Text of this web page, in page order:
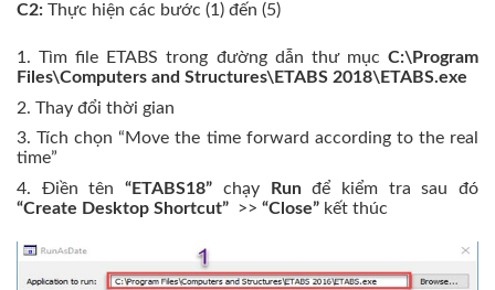
C2: Thực hiện các bước (1) đến (5)
1. Tìm file ETABS trong đường dẫn thư mục C:\Program
Files\Computers and Structures\ETABS 2018\ETABS.exe
2. Thay đổi thời gian
3. Tích chọn “Move the time forward according to the real
time”
4. Điền tên“ETABS18” chạy Runđể kiểm tra sau đó
“Create Desktop Shortcut” >> “Close” kết thúc